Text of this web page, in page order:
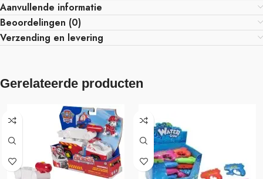
Aanvullende informatie
Beoordelingen (0)
Verzending en levering
Gerelateerde producten